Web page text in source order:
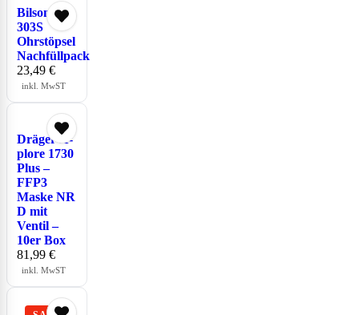
Bilsom
303S
Ohrstöpsel
Nachfüllpack
23,49 €
inkl. MwST
Dräger X-
plore 1730
Plus –
FFP3
Maske NR
D mit
Ventil –
10er Box
81,99 €
inkl. MwST